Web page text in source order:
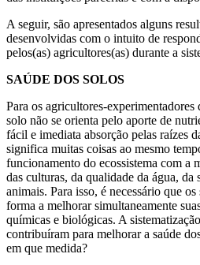
A seguir, são apresentados alguns
desenvolvidas com o intuito de
pelos(as) agricultores(as) durante a
SAÚDE DOS SOLOS
Para os agricultores-
solo não se orienta pelo aporte de
fácil e imediata absorção pelas raízes
significa muitas coisas ao mesmo
funcionamento do ecossistema com a
das culturas, da qualidade da água, da
animais. Para isso, é necessário que
forma a melhorar simultaneamente
químicas e biológicas. A
contribuíram para melhorar a saúde
em que medida?